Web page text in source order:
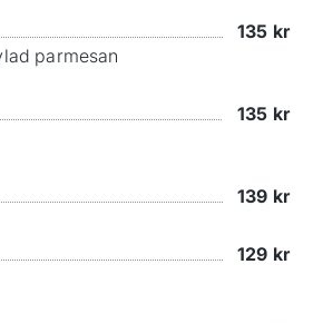
135 kr
parmesan
135 kr
139 kr
129 kr